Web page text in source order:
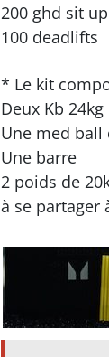
200 ghd sit up
100 deadlifts
* Le kit
Deux Kb
Une med ball
Une barre
2 poids de
à se partager